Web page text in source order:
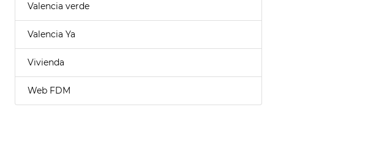
Valencia verde
Valencia Ya
Vivienda
Web FDM